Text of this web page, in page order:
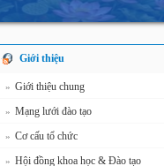
Giới thiệu
» Giới thiệu chung
» Mạng lưới đào tạo
» Cơ cấu tổ chức
» Hội đồng khoa học & Đào tạo